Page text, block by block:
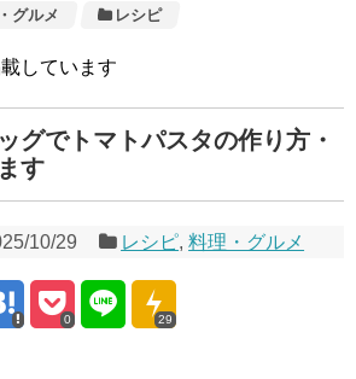
グルメ レシピ
しています
グでトマトパスタの作り方・
す
10/29 レシピ,料理・グルメ
0 29